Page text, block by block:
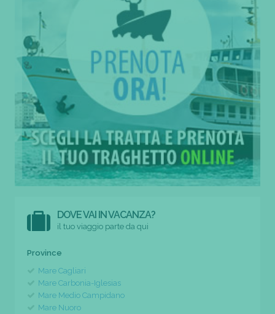
DOVE VAI IN VACANZA?
il tuo viaggio parte da qui
Province
Mare Cagliari
Mare Carbonia-Iglesias
Mare Medio Campidano
Mare Nuoro